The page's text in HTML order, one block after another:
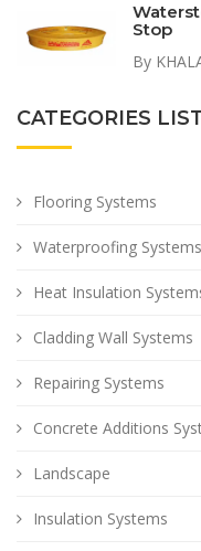
Stop
By
CATEGORIES
Flooring Systems
Waterproofing Systems
Heat Insulation
Cladding Wall Systems
Repairing Systems
Concrete Additions
Landscape
Insulation Systems